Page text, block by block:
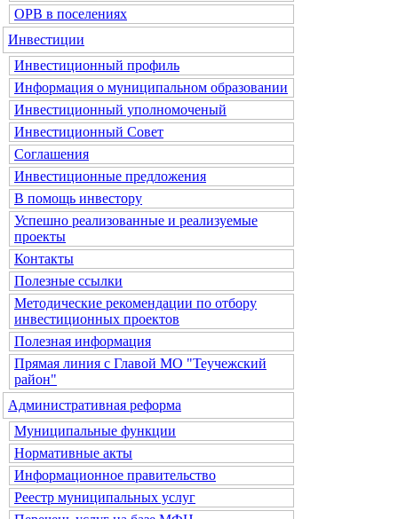
ОРВ в поселениях
Инвестиции
Инвестиционный профиль
Информация о муниципальном образовании
Инвестиционный уполномоченый
Инвестиционный Совет
Соглашения
Инвестиционные предложения
В помощь инвестору
Успешно реализованные и реализуемые
проекты
Контакты
Полезные ссылки
Методические рекомендации по отбору
инвестиционных проектов
Полезная информация
Прямая линия с Главой МО "Теучежский
район"
Административная реформа
Муниципальные функции
Нормативные акты
Информационное правительство
Реестр муниципальных услуг